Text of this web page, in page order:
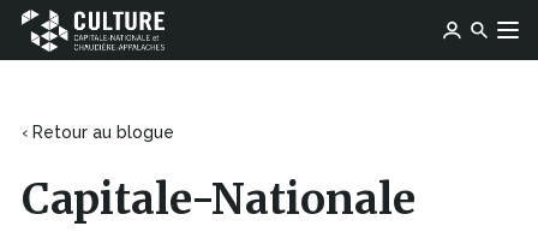
Aller au contenu
Culture
Capitale-
Chaudière-
fenêtre
‹ Retour au blogue
Capitale-Nationale